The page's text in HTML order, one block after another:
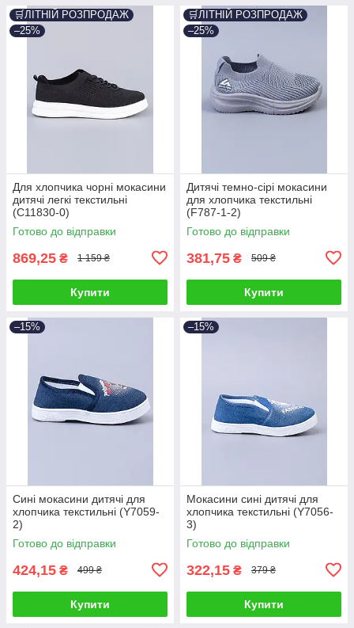
🛒ЛІТНІЙ РОЗПРОДАЖ
–25%
Для хлопчика чорні мокасини
дитячі легкі текстильні
(C11830-0)
Готово до відправки
869,25 ₴ 1 159 ₴
Купити
🛒ЛІТНІЙ РОЗПРОДАЖ
–25%
Дитячі темно-сірі мокасини
для хлопчика текстильні
(F787-1-2)
Готово до відправки
381,75 ₴ 509 ₴
Купити
–15%
Сині мокасини дитячі для
хлопчика текстильні (Y7059-
2)
Готово до відправки
424,15 ₴ 499 ₴
Купити
–15%
Мокасини сині дитячі для
хлопчика текстильні (Y7056-
3)
Готово до відправки
322,15 ₴ 379 ₴
Купити